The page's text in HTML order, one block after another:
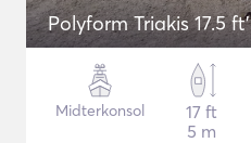
Polyform Triakis 17.5 ft'
Midterkonsol
17 ft
5 m